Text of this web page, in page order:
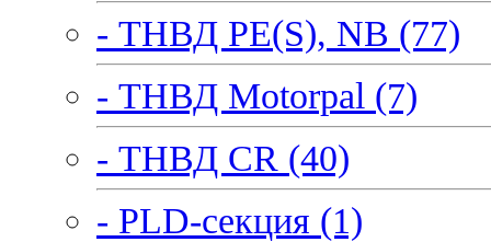
- ТНВД PE(S), NB (77)
- ТНВД Motorpal (7)
- ТНВД CR (40)
- PLD-секция (1)